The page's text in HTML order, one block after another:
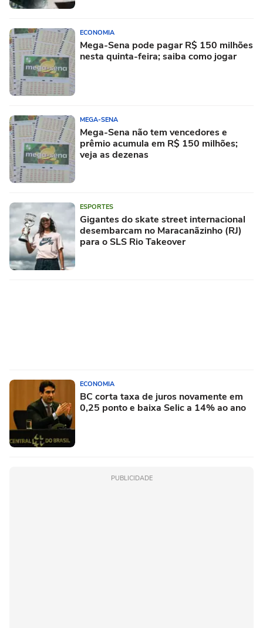
ECONOMIA
Mega-Sena pode pagar R$ 150 milhões
nesta quinta-feira; saiba como jogar
MEGA-SENA
Mega-Sena não tem vencedores e
prêmio acumula em R$ 150 milhões;
veja as dezenas
ESPORTES
Gigantes do skate street internacional
desembarcam no Maracanãzinho (RJ)
para o SLS Rio Takeover
ECONOMIA
BC corta taxa de juros novamente em
0,25 ponto e baixa Selic a 14% ao ano
PUBLICIDADE